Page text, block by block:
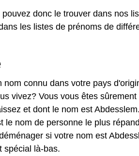
donc le trouver dans nos
les listes de prénoms de
connu dans votre pays
vivez? Vous vous êtes sûrement
et dont le nom est
le nom de personne le plus
si votre nom est
spécial là-bas.